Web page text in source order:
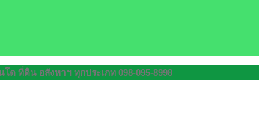
ที่ดิน อสังหาฯ ทุกประเภท 098-095-8998